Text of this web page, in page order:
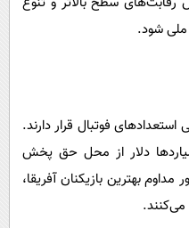
ملی شود.
استعدادهای فوتبال قرار دارند.
دلار از محل حق پخش
بهترین بازیکنان آفریقا،
می‌کنند.